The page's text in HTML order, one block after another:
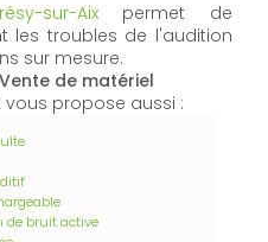
sur-Aixpermet de
les troubles de l'audition
sur mesure.
Vente de matériel
vous propose aussi :
de bruit active